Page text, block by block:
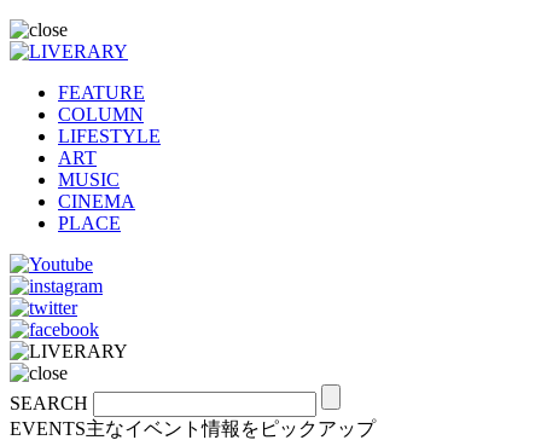
FEATURE
COLUMN
LIFESTYLE
ART
MUSIC
CINEMA
PLACE
SEARCH
EVENTS主なイベント情報をピックアップ